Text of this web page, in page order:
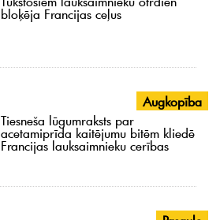
bloķēja Francijas ceļus
Augkopība
Tiesneša lūgumraksts par
acetamiprīda kaitējumu bitēm kliedē
Francijas lauksaimnieku cerības